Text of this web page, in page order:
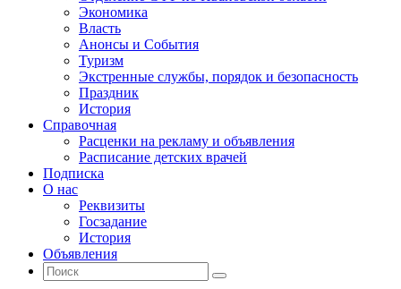
Экономика
Власть
Анонсы и События
Туризм
Экстренные службы, порядок и безопасность
Праздник
История
Справочная
Расценки на рекламу и объявления
Расписание детских врачей
Подписка
О нас
Реквизиты
Госзадание
История
Объявления
Поиск
Искать:
Поиск